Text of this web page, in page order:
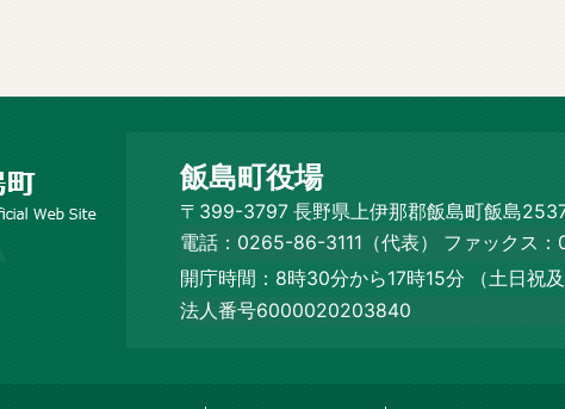
飯島町役場
〒399-3797 長野県上伊那郡飯島町飯島
電話：0265-86-3111（代表）
ファックス
開庁時間：8時30分から17時15分
（土日祝
法人番号6000020203840